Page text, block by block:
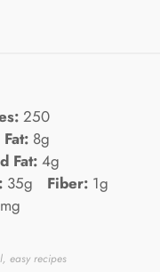
250
Fat: 8g
Fat: 4g
35g Fiber: 1g
easy recipes